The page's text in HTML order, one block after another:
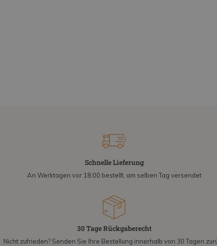
Schnelle Lieferung
An Werktagen vor 18:00 bestellt, am selben Tag versendet
30 Tage Rückgaberecht
Nicht zufrieden? Senden Sie Ihre Bestellung innerhalb von 30 Tagen